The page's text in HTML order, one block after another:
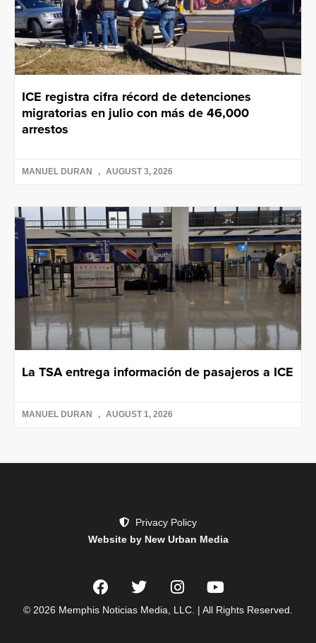
ICE registra cifra récord de detenciones
migratorias en julio con más de 46,000
arrestos
MANUEL DURAN AUGUST 3, 2026
La TSA entrega información de pasajeros a ICE
MANUEL DURAN AUGUST 1, 2026
Privacy Policy
Website by New Urban Media
© 2026 Memphis Noticias Media, LLC. | All Rights Reserved.